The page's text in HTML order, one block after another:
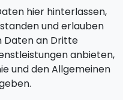
hier hinterlassen,
und erlauben
Daten an Dritte
anbieten,
und den Allgemeinen